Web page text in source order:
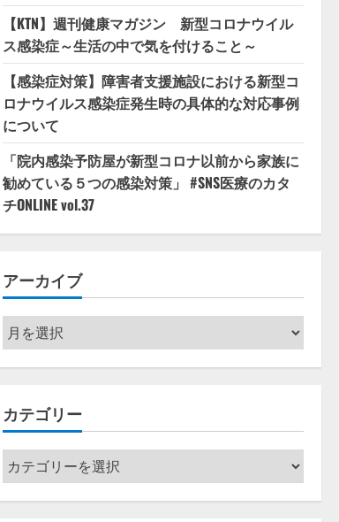
【KTN】週刊健康マガジン 新型コロナウイル
ス感染症～生活の中で気を付けること～
【感染症対策】障害者支援施設における新型コ
ロナウイルス感染症発生時の具体的な対応事例
について
「院内感染予防屋が新型コロナ以前から家族に
勧めている５つの感染対策」 #SNS医療のカタ
チONLINE vol.37
アーカイブ
ア
ー
カ
ブ
カテゴリー
カ
テ
ゴ